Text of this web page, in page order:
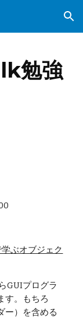
Skip to navigation
勉強
ぶオブジェク
GUIプログラ
す。もちろ
ー）を含める